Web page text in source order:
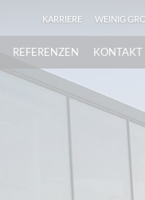
KARRIERE WEINIG
REFERENZEN KONTAKT